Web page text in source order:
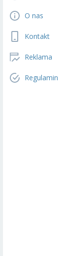
O nas
Kontakt
Reklama
Regulamin